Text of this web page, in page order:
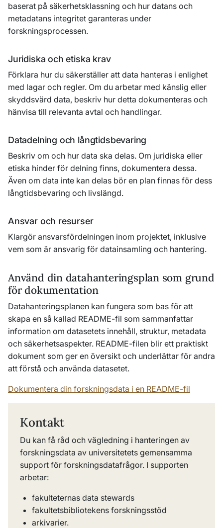
baserat på säkerhetsklassning och hur datans och
metadatans integritet garanteras under
forskningsprocessen.
Juridiska och etiska krav
Förklara hur du säkerställer att data hanteras i enlighet
med lagar och regler. Om du arbetar med känslig eller
skyddsvärd data, beskriv hur detta dokumenteras och
hänvisa till relevanta avtal och handlingar.
Datadelning och långtidsbevaring
Beskriv om och hur data ska delas. Om juridiska eller
etiska hinder för delning finns, dokumentera dessa.
Även om data inte kan delas bör en plan finnas för dess
långtidsbevaring och livslängd.
Ansvar och resurser
Klargör ansvarsfördelningen inom projektet, inklusive
vem som är ansvarig för datainsamling och hantering.
Använd din datahanteringsplan som grund
för dokumentation
Datahanteringsplanen kan fungera som bas för att
skapa en så kallad README-fil som sammanfattar
information om datasetets innehåll, struktur, metadata
och säkerhetsaspekter. README-filen blir ett praktiskt
dokument som ger en översikt och underlättar för andra
att förstå och använda datasetet.
Dokumentera din forskningsdata i en README-fil
Kontakt
Du kan få råd och vägledning i hanteringen av
forskningsdata av universitetets gemensamma
support för forskningsdatafrågor. I supporten
arbetar:
fakulteternas data stewards
fakultetsbibliotekens forskningsstöd
arkivarier.